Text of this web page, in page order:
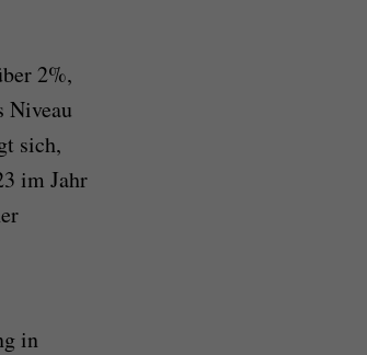
2%,
Niveau
sich,
im Jahr
in